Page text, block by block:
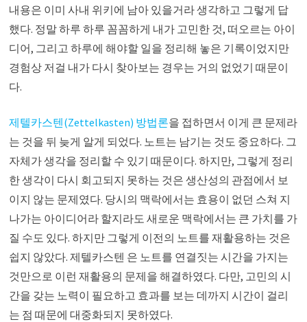
내용은 이미 사내 위키에 남아 있을거라 생각하고 그렇게 답
했다. 정말 하루 하루 꼼꼼하게 내가 고민한 것, 떠오르는 아이
디어, 그리고 하루에 해야할 일을 정리해 놓은 기록이었지만
경험상 저걸 내가 다시 찾아보는 경우는 거의 없었기 때문이
다.
제텔카스텐(Zettelkasten) 방법론을 접하면서 이게 큰 문제라
는 것을 뒤 늦게 알게 되었다. 노트는 남기는 것도 중요하다. 그
자체가 생각을 정리할 수 있기 때문이다. 하지만, 그렇게 정리
한 생각이 다시 회고되지 못하는 것은 생산성의 관점에서 보
이지 않는 문제였다. 당시의 맥락에서는 효용이 없던 스쳐 지
나가는 아이디어라 할지라도 새로운 맥락에서는 큰 가치를 가
질 수도 있다. 하지만 그렇게 이전의 노트를 재활용하는 것은
쉽지 않았다. 제텔카스텐 은 노트를 연결짓는 시간을 가지는
것만으로 이런 재활용의 문제을 해결하였다. 다만, 고민의 시
간을 갖는 노력이 필요하고 효과를 보는 데까지 시간이 걸리
는 점 때문에 대중화되지 못하였다.